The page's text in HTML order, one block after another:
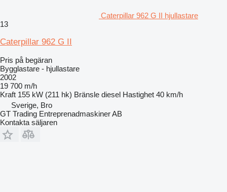
Caterpillar 962 G II hjullastare
13
Caterpillar 962 G II
Pris på begäran
Bygglastare - hjullastare
2002
19 700 m/h
Kraft 155 kW (211 hk) Bränsle diesel Hastighet 40 km/h
Sverige, Bro
GT Trading Entreprenadmaskiner AB
Kontakta säljaren